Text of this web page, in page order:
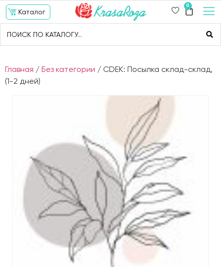
Каталог
0
Главная / Без категории / CDEK: Посылка склад-склад,
(1-2 дней)